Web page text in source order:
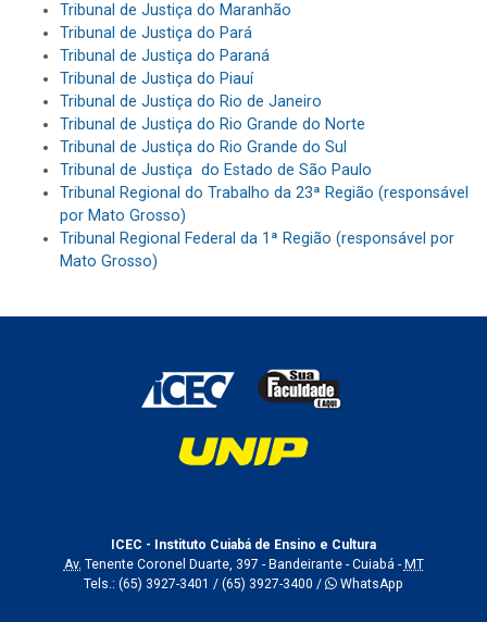
Tribunal de Justiça do Maranhão
Tribunal de Justiça do Pará
Tribunal de Justiça do Paraná
Tribunal de Justiça do Piauí
Tribunal de Justiça do Rio de Janeiro
Tribunal de Justiça do Rio Grande do Norte
Tribunal de Justiça do Rio Grande do Sul
Tribunal de Justiça do Estado de São Paulo
Tribunal Regional do Trabalho da 23ª Região (responsável
por Mato Grosso)
Tribunal Regional Federal da 1ª Região (responsável por
Mato Grosso)
ICEC - Instituto Cuiabá de Ensino e Cultura
Av. Tenente Coronel Duarte, 397 - Bandeirante - Cuiabá - MT
Tels.: (65) 3927-3401 / (65) 3927-3400 / WhatsApp